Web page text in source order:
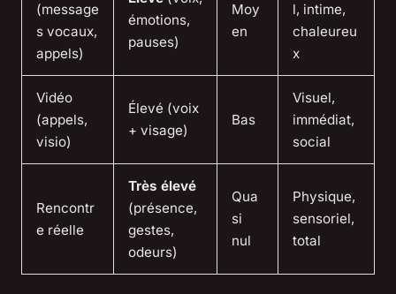
(message
s vocaux,
appels)
émotions,
pauses)
Moy
en
l, intime,
chaleureu
x
Vidéo
(appels,
visio)
Élevé (voix
+ visage)
Bas
Visuel,
immédiat,
social
Rencontr
e réelle
Très élevé
(présence,
gestes,
odeurs)
Qua
si
nul
Physique,
sensoriel,
total